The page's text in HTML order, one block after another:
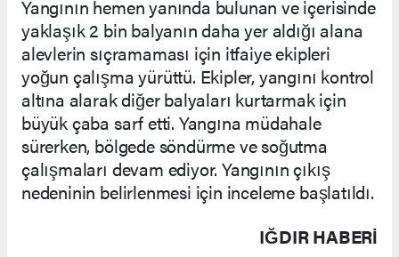
Yangının hemen yanında bulunan ve içerisinde
yaklaşık 2 bin balyanın daha yer aldığı alana
alevlerin sıçramaması için itfaiye ekipleri
yoğun çalışma yürüttü. Ekipler, yangını kontrol
altına alarak diğer balyaları kurtarmak için
büyük çaba sarf etti. Yangına müdahale
sürerken, bölgede söndürme ve soğutma
çalışmaları devam ediyor. Yangının çıkış
nedeninin belirlenmesi için inceleme başlatıldı.
IĞDIR HABERİ